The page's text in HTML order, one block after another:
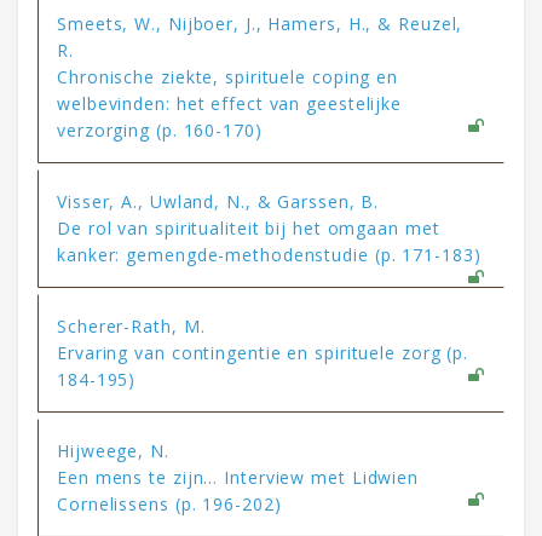
Smeets, W., Nijboer, J., Hamers, H., & Reuzel,
R.
Chronische ziekte, spirituele coping en
welbevinden: het effect van geestelijke
verzorging (p. 160-170)
Visser, A., Uwland, N., & Garssen, B.
De rol van spiritualiteit bij het omgaan met
kanker: gemengde-methodenstudie (p. 171-183)
Scherer-Rath, M.
Ervaring van contingentie en spirituele zorg (p.
184-195)
Hijweege, N.
Een mens te zijn… Interview met Lidwien
Cornelissens (p. 196-202)